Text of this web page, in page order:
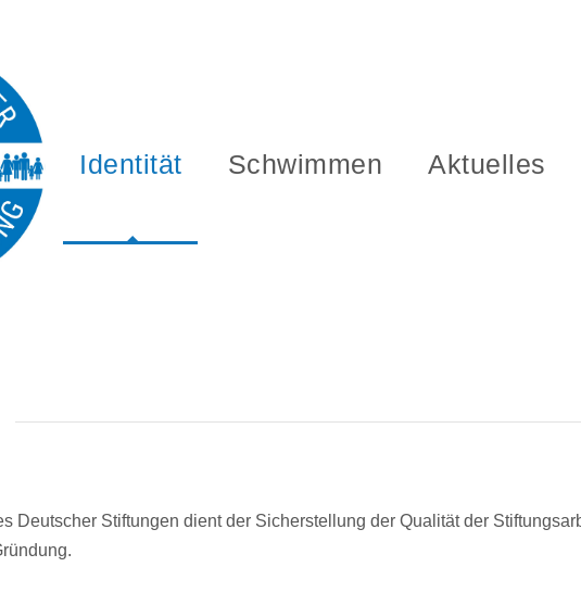
Identität Schwimmen Aktuelles
Deutscher Stiftungen dient der Sicherstellung der Qualität der